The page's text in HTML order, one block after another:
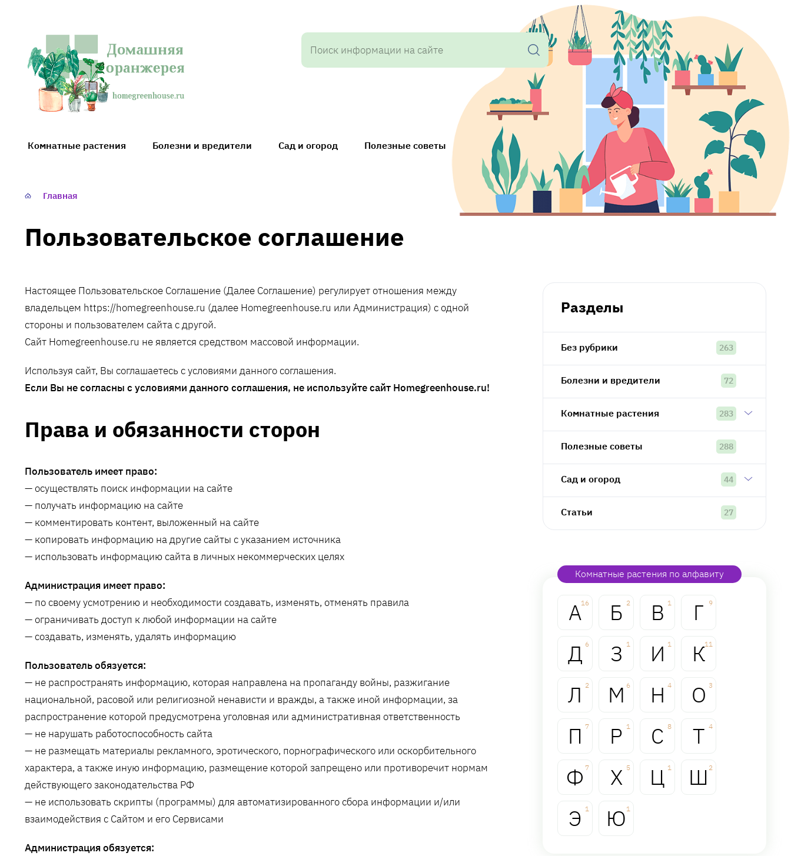
Домашняя
оранжерея
Комнатные растения Болезни и вредители Сад и огород Полезные советы
Главная
Пользовательское соглашение
Настоящее Пользовательское Соглашение (Далее Соглашение) регулирует отношения между
владельцем https://homegreenhouse.ru (далее Homegreenhouse.ru или Администрация) с одной
стороны и пользователем сайта с другой.
Сайт Homegreenhouse.ru не является средством массовой информации.
Используя сайт, Вы соглашаетесь с условиями данного соглашения.
Если Вы не согласны с условиями данного соглашения, не используйте сайт Homegreenhouse.ru!
Права и обязанности сторон
Пользователь имеет право:
— осуществлять поиск информации на сайте
— получать информацию на сайте
— комментировать контент, выложенный на сайте
— копировать информацию на другие сайты с указанием источника
— использовать информацию сайта в личных некоммерческих целях
Администрация имеет право:
— по своему усмотрению и необходимости создавать, изменять, отменять правила
— ограничивать доступ к любой информации на сайте
— создавать, изменять, удалять информацию
Пользователь обязуется:
— не распространять информацию, которая направлена на пропаганду войны, разжигание
национальной, расовой или религиозной ненависти и вражды, а также иной информации, за
распространение которой предусмотрена уголовная или административная ответственность
— не нарушать работоспособность сайта
— не размещать материалы рекламного, эротического, порнографического или оскорбительного
характера, а также иную информацию, размещение которой запрещено или противоречит нормам
действующего законодательства РФ
— не использовать скрипты (программы) для автоматизированного сбора информации и/или
взаимодействия с Сайтом и его Сервисами
Администрация обязуется:
Разделы
Без рубрики 263
Болезни и вредители 72
Комнатные растения 283
Полезные советы 288
Сад и огород 44
Статьи 27
Комнатные растения по алфавиту
А16 Б 2 В 1 Г 9
Д 6 З 1 И 1 К11
Л 2 М 6 Н 4 О 3
П 7 Р 1 С 8 Т 4
Ф 7 Х 5 Ц 1 Ш 2
Э 1 Ю 1